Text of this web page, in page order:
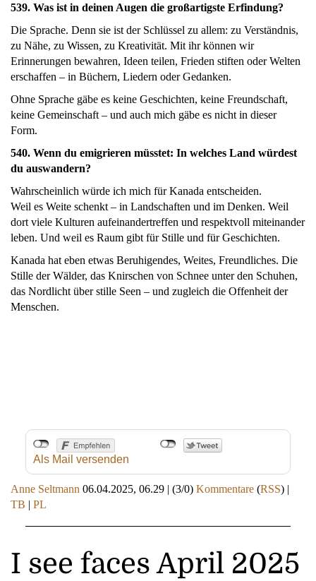
539. Was ist in deinen Augen die großartigste Erfindung?
Die Sprache. Denn sie ist der Schlüssel zu allem: zu Verständnis,
zu Nähe, zu Wissen, zu Kreativität. Mit ihr können wir
Erinnerungen bewahren, Ideen teilen, Frieden stiften oder Welten
erschaffen – in Büchern, Liedern oder Gedanken.
Ohne Sprache gäbe es keine Geschichten, keine Freundschaft,
keine Gemeinschaft – und auch mich gäbe es nicht in dieser
Form.
540. Wenn du emigrieren müsstet: In welches Land würdest
du auswandern?
Wahrscheinlich würde ich mich für Kanada entscheiden.
Weil es Weite schenkt – in Landschaften und im Denken. Weil
dort viele Kulturen aufeinandertreffen und respektvoll miteinander
leben. Und weil es Raum gibt für Stille und für Geschichten.
Kanada hat eben etwas Beruhigendes, Weites, Freundliches. Die
Stille der Wälder, das Knirschen von Schnee unter den Schuhen,
das Nordlicht über stille Seen – und zugleich die Offenheit der
Menschen.
Als Mail versenden
Anne Seltmann 06.04.2025, 06.29 | (3/0) Kommentare (RSS) |
TB | PL
I see faces April 2025